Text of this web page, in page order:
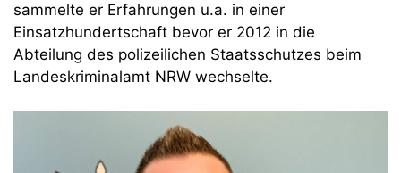
sammelte er Erfahrungen u.a. in einer
Einsatzhundertschaft bevor er 2012 in die
Abteilung des polizeilichen Staatsschutzes beim
Landeskriminalamt NRW wechselte.